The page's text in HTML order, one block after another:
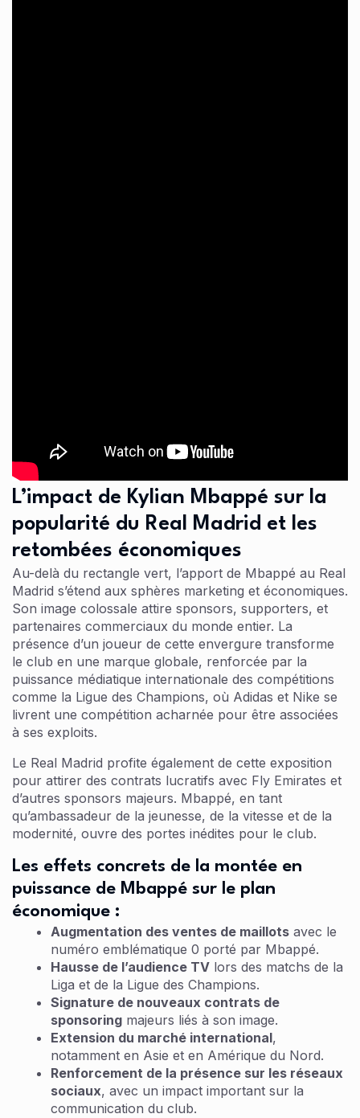
L’impact de Kylian Mbappé sur la
popularité du Real Madrid et les
retombées économiques
Au-delà du rectangle vert, l’apport de Mbappé au Real
Madrid s’étend aux sphères marketing et économiques.
Son image colossale attire sponsors, supporters, et
partenaires commerciaux du monde entier. La
présence d’un joueur de cette envergure transforme
le club en une marque globale, renforcée par la
puissance médiatique internationale des compétitions
comme la Ligue des Champions, où Adidas et Nike se
livrent une compétition acharnée pour être associées
à ses exploits.
Le Real Madrid profite également de cette exposition
pour attirer des contrats lucratifs avec Fly Emirates et
d’autres sponsors majeurs. Mbappé, en tant
qu’ambassadeur de la jeunesse, de la vitesse et de la
modernité, ouvre des portes inédites pour le club.
Les effets concrets de la montée en
puissance de Mbappé sur le plan
économique :
Augmentation des ventes de maillots avec le
numéro emblématique 0 porté par Mbappé.
Hausse de l’audience TV lors des matchs de la
Liga et de la Ligue des Champions.
Signature de nouveaux contrats de
sponsoring majeurs liés à son image.
Extension du marché international,
notamment en Asie et en Amérique du Nord.
Renforcement de la présence sur les réseaux
sociaux, avec un impact important sur la
communication du club.